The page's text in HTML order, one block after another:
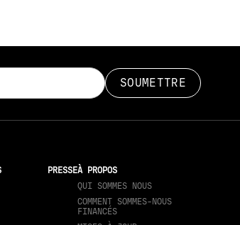
PRESSEÀ PROPOS
QUI SOMMES NOUS
COMMENT SOMMES-NOUS
FINANCÉS